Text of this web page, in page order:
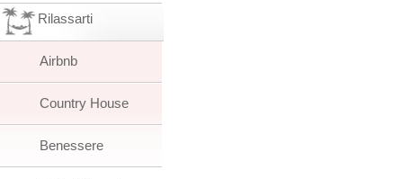
Rilassarti
Airbnb
Country House
Benessere